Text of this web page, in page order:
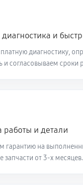
диагностика и
диагностику,
и согласовываем сроки
работы и детали
гарантию на
запчасти от 3-х месяцев.